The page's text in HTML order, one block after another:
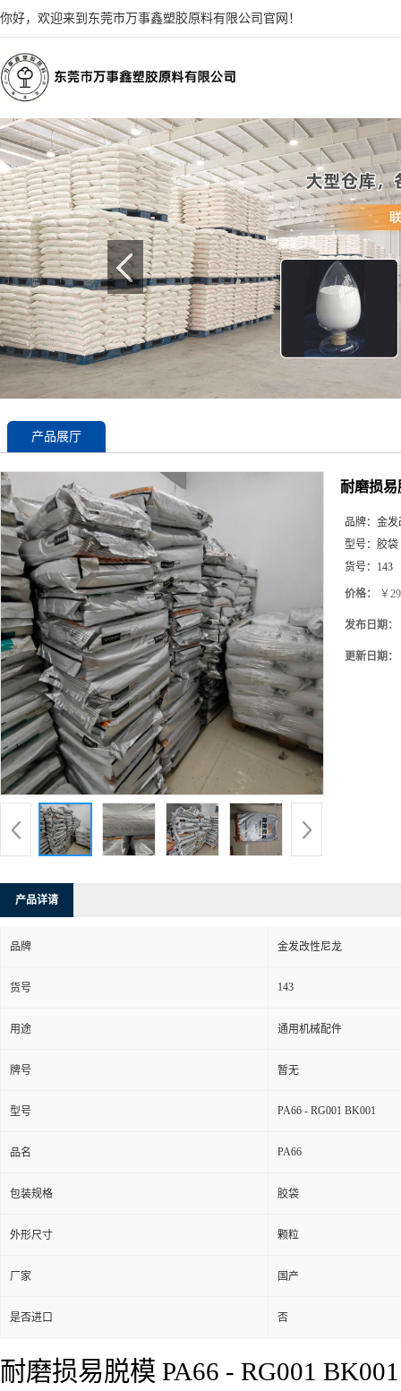
你好，欢迎来到东莞市万事鑫塑胶原料有限公司官网！
产品展厅
耐磨损易
品牌： 金发
型号： 胶袋
货号： 143
价格： ￥
发布日期：
更新日期：
产品详请
品牌 金发改性尼龙
货号 143
用途 通用机械配件
牌号 暂无
型号 PA66 - RG001 BK001
品名 PA66
包装规格 胶袋
外形尺寸 颗粒
厂家 国产
是否进口 否
耐磨损易脱模 PA66 - RG001